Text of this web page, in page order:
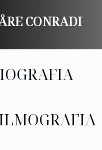
CONRADI